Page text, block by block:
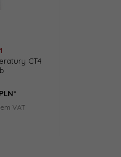
CT4
PLN*
VAT